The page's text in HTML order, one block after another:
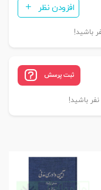
افزودن نظر
باشید!
ثبت پرسش
باشید!